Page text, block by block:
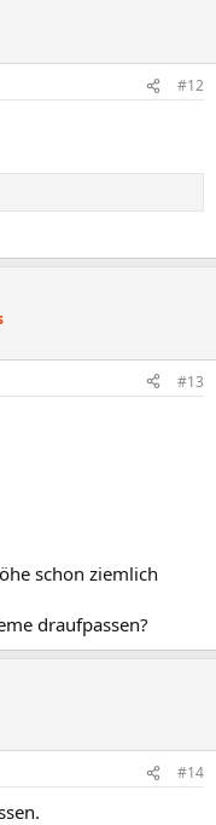
#12
#13
schon ziemlich
draufpassen?
#14